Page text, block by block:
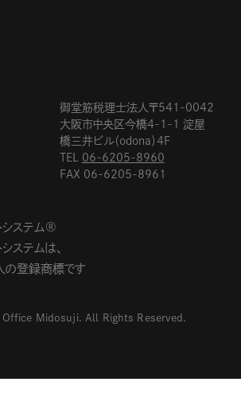
御堂筋税理士法人〒541-0042
大阪市中央区今橋4-1-1 淀屋
橋三井ビル（odona）4F
TEL 06-6205-8960
FAX 06-6205-8961
システム®
ステムは、
登録商標です
Midosuji. All Rights Reserved.